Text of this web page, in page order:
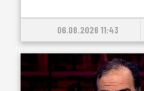
06.08.2026 11:43